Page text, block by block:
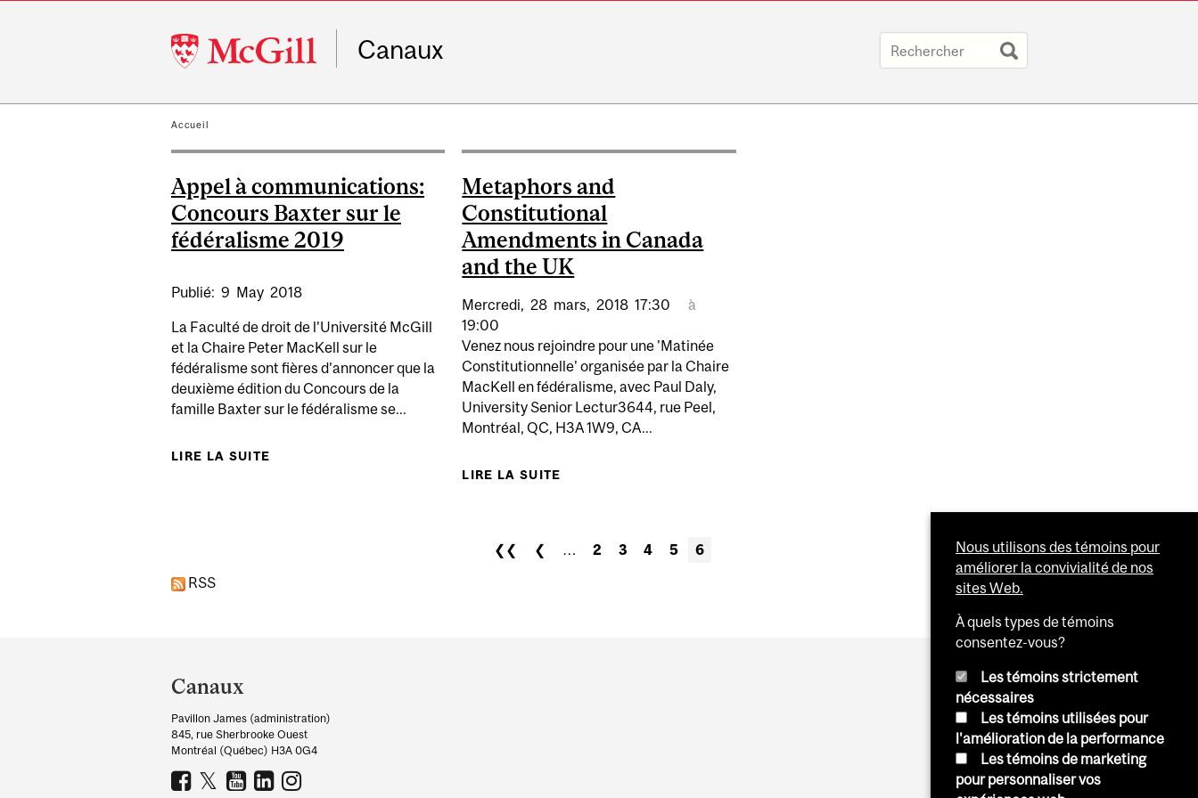
McGill
University
Canaux
Accueil
Appel à communications:
Concours Baxter sur le
fédéralisme 2019
Publié: 9 May 2018
La Faculté de droit de l’Université McGill
et la Chaire Peter MacKell sur le
fédéralisme sont fières d’annoncer que la
deuxième édition du Concours de la
famille Baxter sur le fédéralisme se...
LIRE LA SUITE
Metaphors and
Constitutional
Amendments in Canada
and the UK
Mercredi, 28 mars, 2018 17:30
à
19:00
Venez nous rejoindre pour une 'Matinée
Constitutionnelle' organisée par la Chaire
MacKell en fédéralisme, avec Paul Daly,
University Senior Lectur3644, rue Peel,
Montréal, QC, H3A 1W9, CA...
LIRE LA SUITE
❮❮ ❮ … 2 3 4 5 6
RSS
and
University
Information
Canaux
Pavillon James (administration)
845, rue Sherbrooke Ouest
Montréal (Québec) H3A 0G4
Nous utilisons des témoins pour
améliorer la convivialité de nos
sites Web.
À quels types de témoins
consentez-vous?
Les témoins strictement
nécessaires
Les témoins utilisées pour
l'amélioration de la performance
Les témoins de marketing
pour personnaliser vos